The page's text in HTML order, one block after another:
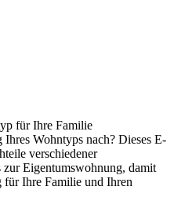
für Ihre Familie
Wohntyps nach? Dieses E-
verschiedener
Eigentumswohnung, damit
für Ihre Familie und Ihren